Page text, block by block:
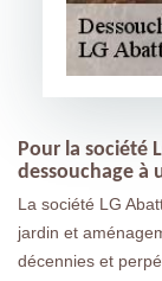
Pour la société
dessouchage à
La société LG
jardin et
décennies et